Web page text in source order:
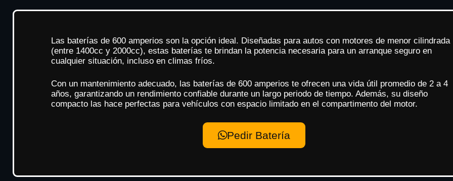
Las baterías de 600 amperios son la opción ideal. Diseñadas para autos con motores de menor cilindrada
(entre 1400cc y 2000cc), estas baterías te brindan la potencia necesaria para un arranque seguro en
cualquier situación, incluso en climas fríos.
Con un mantenimiento adecuado, las baterías de 600 amperios te ofrecen una vida útil promedio de 2 a 4
años, garantizando un rendimiento confiable durante un largo periodo de tiempo. Además, su diseño
compacto las hace perfectas para vehículos con espacio limitado en el compartimento del motor.
Pedir Batería